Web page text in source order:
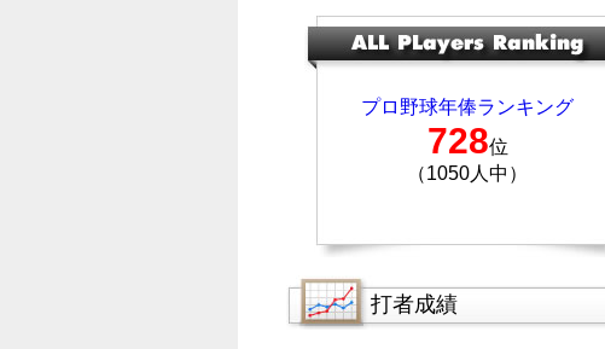
プロ野球年俸ランキング
728位
（1050人中）
打者成績